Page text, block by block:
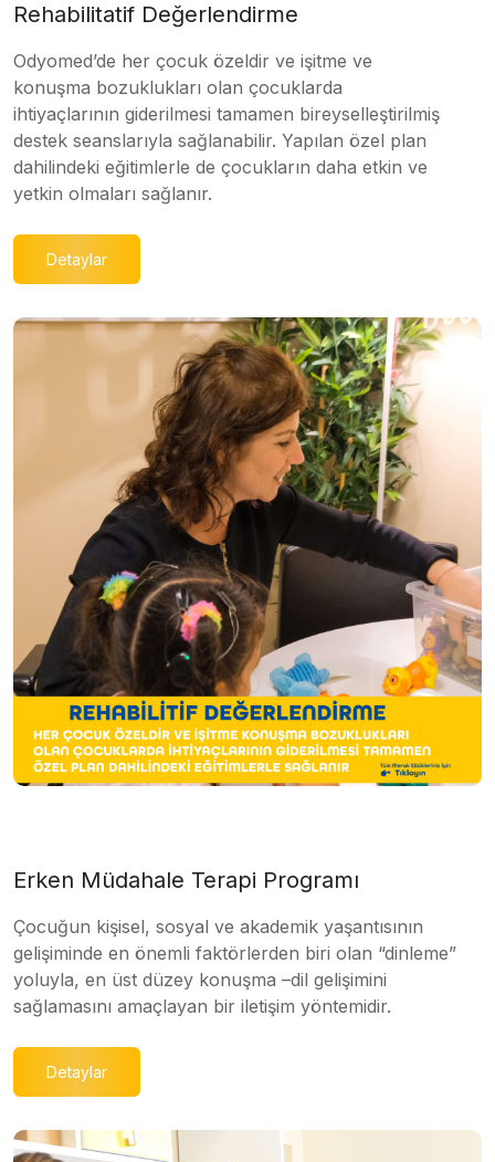
Rehabilitatif Değerlendirme
Odyomed’de her çocuk özeldir ve işitme ve
konuşma bozuklukları olan çocuklarda
ihtiyaçlarının giderilmesi tamamen bireyselleştirilmiş
destek seanslarıyla sağlanabilir. Yapılan özel plan
dahilindeki eğitimlerle de çocukların daha etkin ve
yetkin olmaları sağlanır.
Detaylar
Erken Müdahale Terapi Programı
Çocuğun kişisel, sosyal ve akademik yaşantısının
gelişiminde en önemli faktörlerden biri olan “dinleme”
yoluyla, en üst düzey konuşma –dil gelişimini
sağlamasını amaçlayan bir iletişim yöntemidir.
Detaylar